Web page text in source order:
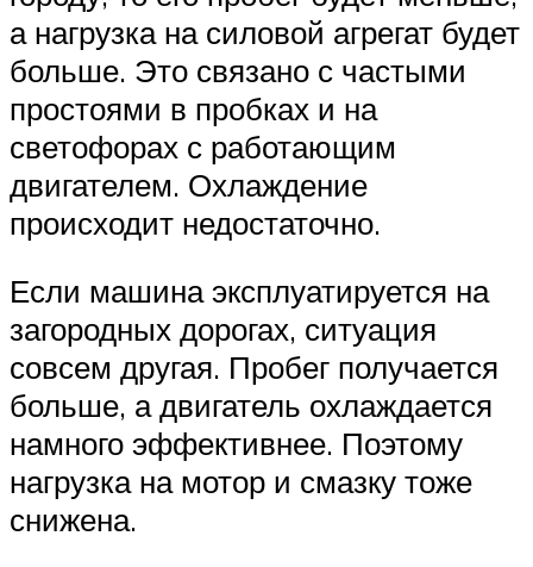
а нагрузка на силовой агрегат будет
больше. Это связано с частыми
простоями в пробках и на
светофорах с работающим
двигателем. Охлаждение
происходит недостаточно.
Если машина эксплуатируется на
загородных дорогах, ситуация
совсем другая. Пробег получается
больше, а двигатель охлаждается
намного эффективнее. Поэтому
нагрузка на мотор и смазку тоже
снижена.